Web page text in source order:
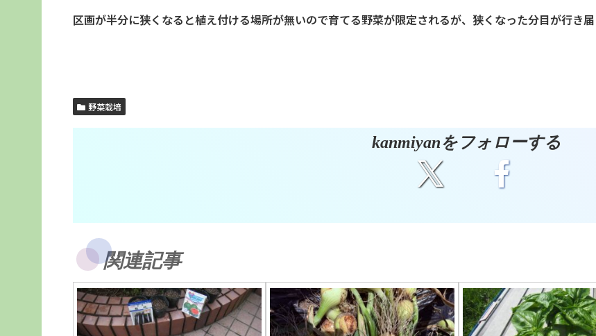
区画が半分に狭くなると植え付ける場所が無いので育てる野菜が限定されるが、狭くなった分目が行き届
野菜栽培
kanmiyanをフォローする
関連記事